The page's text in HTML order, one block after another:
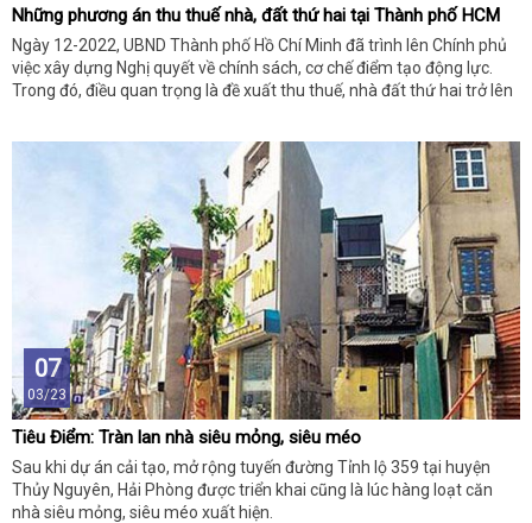
Những phương án thu thuế nhà, đất thứ hai tại Thành phố HCM
Ngày 12-2022, UBND Thành phố Hồ Chí Minh đã trình lên Chính phủ
việc xây dựng Nghị quyết về chính sách, cơ chế điểm tạo động lực.
Trong đó, điều quan trọng là đề xuất thu thuế, nhà đất thứ hai trở lên
07
03/23
Tiêu Điểm: Tràn lan nhà siêu mỏng, siêu méo
Sau khi dự án cải tạo, mở rộng tuyến đường Tỉnh lộ 359 tại huyện
Thủy Nguyên, Hải Phòng được triển khai cũng là lúc hàng loạt căn
nhà siêu mỏng, siêu méo xuất hiện.